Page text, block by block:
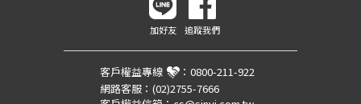
加好友 追蹤我們
客戶權益專線 ： 0800-211-922
網路客服： (02)2755-7666